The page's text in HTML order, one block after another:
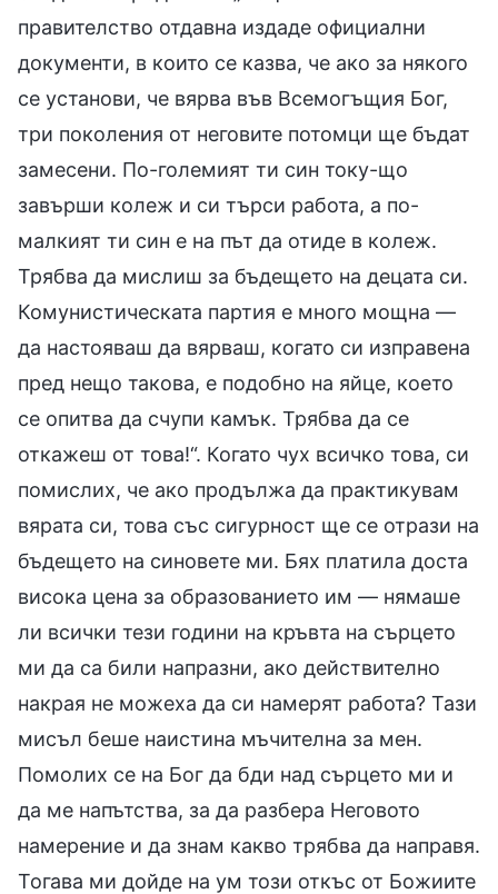
правителство отдавна издаде официални
документи, в които се казва, че ако за някого
се установи, че вярва във Всемогъщия Бог,
три поколения от неговите потомци ще бъдат
замесени. По-големият ти син току-що
завърши колеж и си търси работа, а по-
малкият ти син е на път да отиде в колеж.
Трябва да мислиш за бъдещето на децата си.
Комунистическата партия е много мощна —
да настояваш да вярваш, когато си изправена
пред нещо такова, е подобно на яйце, което
се опитва да счупи камък. Трябва да се
откажеш от това!“. Когато чух всичко това, си
помислих, че ако продължа да практикувам
вярата си, това със сигурност ще се отрази на
бъдещето на синовете ми. Бях платила доста
висока цена за образованието им — нямаше
ли всички тези години на кръвта на сърцето
ми да са били напразни, ако действително
накрая не можеха да си намерят работа? Тази
мисъл беше наистина мъчителна за мен.
Помолих се на Бог да бди над сърцето ми и
да ме напътства, за да разбера Неговото
намерение и да знам какво трябва да направя.
Тогава ми дойде на ум този откъс от Божиите